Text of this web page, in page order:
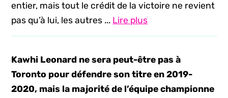
entier, mais tout le crédit de la victoire ne revient
pas qu’à lui, les autres ... Lire plus
Kawhi Leonard ne sera peut-être pas à
Toronto pour défendre son titre en 2019-
2020, mais la majorité de l’équipe championne